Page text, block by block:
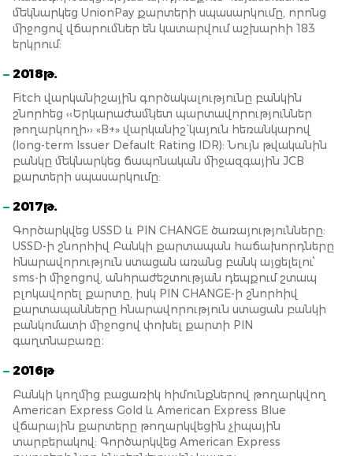
մեկնարկեց UnionPay քարտերի սպասարկումը, որոնց
միջոցով վճարումներ են կատարվում աշխարհի 183
երկրում:
2018թ.
Fitch վարկանիշային գործակալությունը բանկին
շնորհեց ‹‹Երկարաժամկետ պարտավորություններ
թողարկողի›› «B+» վարկանիշ` կայուն հեռանկարով
(long-term Issuer Default Rating IDR): Նույն թվականին
բանկը մեկնարկեց ճապոնական միջազգային JCB
քարտերի սպասարկումը:
2017թ.
Գործարկվեց USSD և PIN CHANGE ծառայությունները:
USSD-ի շնորհիվ Բանկի քարտապան հաճախորդները
հնարավորություն ստացան առանց բանկ այցելելու՝
sms-ի միջոցով, անհրաժեշտության դեպքում շտապ
բլոկավորել քարտը, իսկ PIN CHANGE-ի շնորհիվ
քարտապանները հնարավորություն ստացան բանկի
բանկոմատի միջոցով փոխել քարտի PIN
գաղտնաբառը։
2016թ
Բանկի կողմից բացառիկ հիմունքներով թողարկվող
American Express Gold և American Express Blue
վճարային քարտերը թողարկվեցին չիպային
տարբերակով: Գործարկվեց American Express